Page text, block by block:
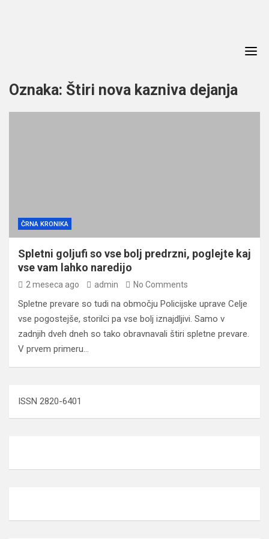
Oznaka: Štiri nova kazniva dejanja
ČRNA KRONIKA
Spletni goljufi so vse bolj predrzni, poglejte kaj
vse vam lahko naredijo
2 meseca ago admin No Comments
Spletne prevare so tudi na območju Policijske uprave Celje
vse pogostejše, storilci pa vse bolj iznajdljivi. Samo v
zadnjih dveh dneh so tako obravnavali štiri spletne prevare.
V prvem primeru…
ISSN 2820-6401